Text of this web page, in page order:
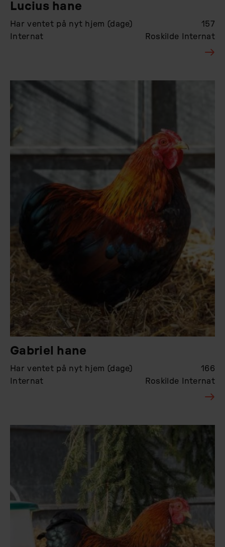
Lucius hane
Har ventet på nyt hjem (dage)
157
Internat
Roskilde Internat
Gabriel hane
Har ventet på nyt hjem (dage)
166
Internat
Roskilde Internat